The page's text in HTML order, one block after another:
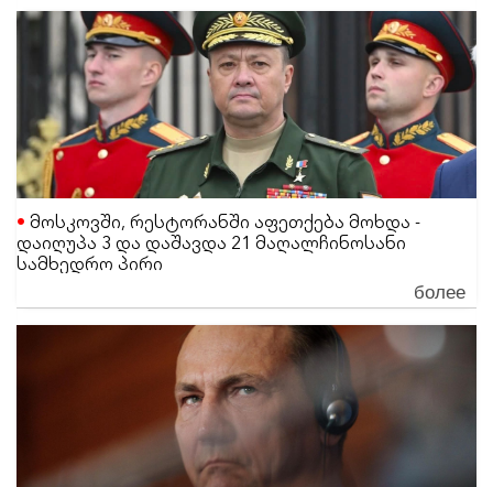
მოსკოვში, რესტორანში აფეთქება მოხდა -
დაიღუპა 3 და დაშავდა 21 მაღალჩინოსანი
სამხედრო პირი
более